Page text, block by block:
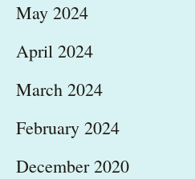
May 2024
April 2024
March 2024
February 2024
December 2020